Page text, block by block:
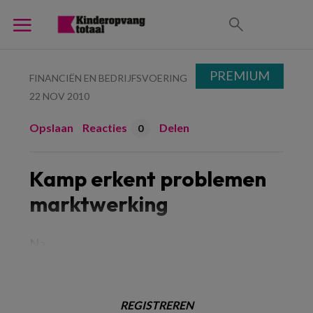
FINANCIËN EN BEDRIJFSVOERING
22 NOV 2010
Opslaan Reacties 0 Delen
Kamp erkent problemen
marktwerking
REGISTREREN
PREMIUM